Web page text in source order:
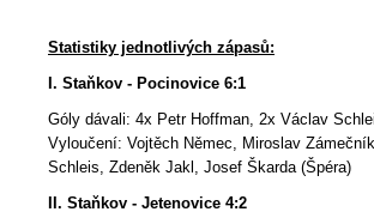
Statistiky jednotlivých zápasů:
I. Staňkov - Pocinovice 6:1
Góly dávali: 4x Petr Hoffman, 2x Václav
Vyloučení: Vojtěch Němec, Miroslav
Schleis, Zdeněk Jakl, Josef Škarda (Špéra)
II. Staňkov - Jetenovice 4:2